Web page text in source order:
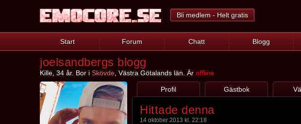
Bli medlem - Helt gratis
Start Forum Chatt Blogg
joelsandbergs blogg
Kille, 34 år. Bor i Skövde , Västra Götalands län. Är offline
Profil Gästbok
Hittade denna
14 oktober 2013 kl. 22:18